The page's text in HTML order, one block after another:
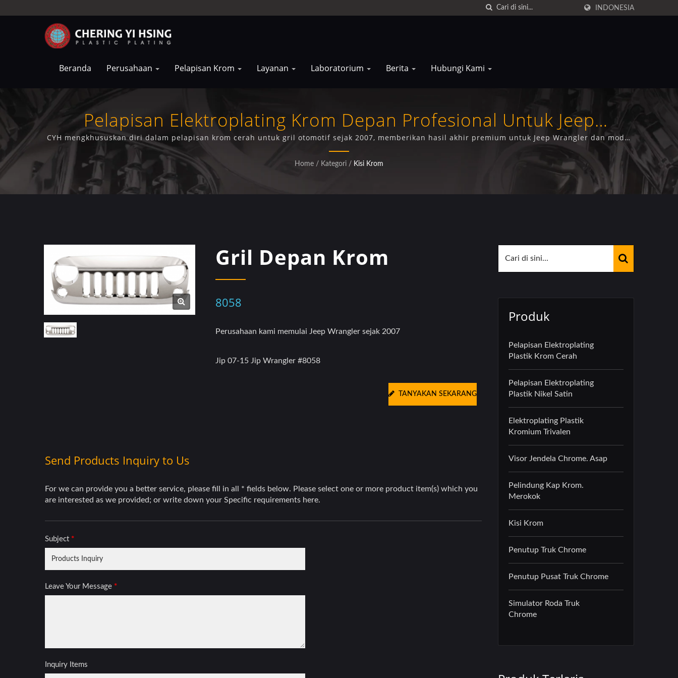
INDONESIA
Beranda Perusahaan Pelapisan Krom Layanan Laboratorium Berita Hubungi Kami
Pelapisan Elektroplating Krom Depan Profesional Untuk Jeep
Wrangler
CYH mengkhususkan diri dalam pelapisan krom cerah untuk gril otomotif sejak 2007, memberikan hasil akhir premium untuk Jeep Wrangler dan model
kendaraan lainnya dengan jaminan kualitas bersertifikat ISO/IEC 17025.
Home / Kategori / Kisi Krom
Gril Depan Krom
8058
Perusahaan kami memulai Jeep Wrangler sejak 2007
Jip 07-15 Jip Wrangler #8058
TANYAKAN SEKARANG
Produk
Pelapisan Elektroplating
Plastik Krom Cerah
Pelapisan Elektroplating
Plastik Nikel Satin
Elektroplating Plastik
Kromium Trivalen
Visor Jendela Chrome. Asap
Pelindung Kap Krom.
Merokok
Kisi Krom
Penutup Truk Chrome
Penutup Pusat Truk Chrome
Simulator Roda Truk
Chrome